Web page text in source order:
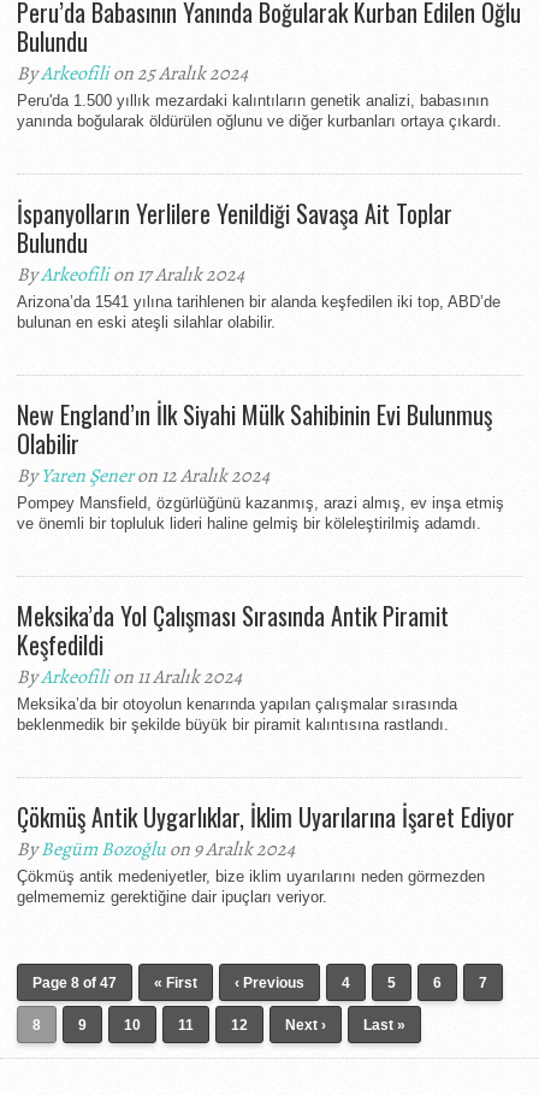
Peru’da Babasının Yanında Boğularak Kurban Edilen Oğlu
Bulundu
ByArkeofilion 25 Aralık 2024
Peru'da 1.500 yıllık mezardaki kalıntıların genetik analizi, babasının
yanında boğularak öldürülen oğlunu ve diğer kurbanları ortaya çıkardı.
İspanyolların Yerlilere Yenildiği Savaşa Ait Toplar
Bulundu
ByArkeofilion 17 Aralık 2024
Arizona’da 1541 yılına tarihlenen bir alanda keşfedilen iki top, ABD’de
bulunan en eski ateşli silahlar olabilir.
New England’ın İlk Siyahi Mülk Sahibinin Evi Bulunmuş
Olabilir
ByYaren Şeneron 12 Aralık 2024
Pompey Mansfield, özgürlüğünü kazanmış, arazi almış, ev inşa etmiş
ve önemli bir topluluk lideri haline gelmiş bir köleleştirilmiş adamdı.
Meksika’da Yol Çalışması Sırasında Antik Piramit
Keşfedildi
ByArkeofilion 11 Aralık 2024
Meksika’da bir otoyolun kenarında yapılan çalışmalar sırasında
beklenmedik bir şekilde büyük bir piramit kalıntısına rastlandı.
Çökmüş Antik Uygarlıklar, İklim Uyarılarına İşaret Ediyor
ByBegüm Bozoğluon 9 Aralık 2024
Çökmüş antik medeniyetler, bize iklim uyarılarını neden görmezden
gelmememiz gerektiğine dair ipuçları veriyor.
Page 8 of 47 « First ‹ Previous 4 5 6 7
8 9 10 11 12 Next › Last »